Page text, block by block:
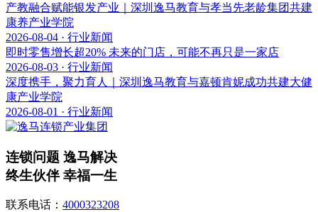
产教融合赋能银发产业｜深圳逸马教育与孝当先老龄集团共建
康养产业学院
2026-08-04 · 行业新闻
即时零售增长超20% 未来的门店，可能不再只是一家店
2026-08-03 · 行业新闻
深度携手，聚力育人｜深圳逸马教育与嘉顿肯妮成功共建大健
康产业学院
2026-08-01 · 行业新闻
连锁问题 逸马解决
终生伙伴 幸福一生
联系电话： 4000323208